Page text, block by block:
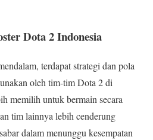
Dota 2 Indonesia
terdapat strategi dan pola
oleh tim-tim Dota 2 di
memilih untuk bermain secara
tim lainnya lebih cenderung
dalam menunggu kesempatan